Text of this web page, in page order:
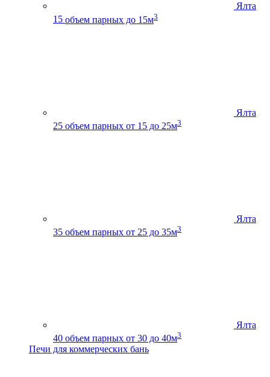
Ялта
15 объем парных до 15м3
Ялта
25 объем парных от 15 до 25м3
Ялта
35 объем парных от 25 до 35м3
Ялта
40 объем парных от 30 до 40м3
Печи для коммерческих бань